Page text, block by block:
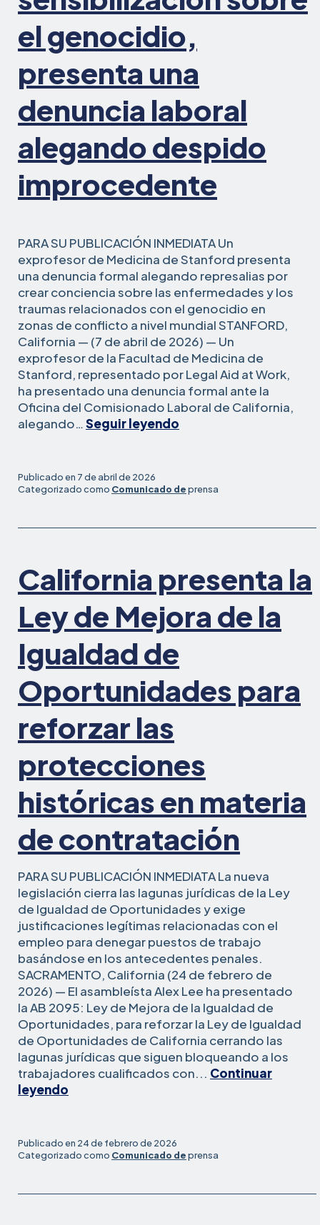
el genocidio,
presenta una
denuncia laboral
alegando despido
improcedente
PARA SU PUBLICACIÓN INMEDIATA Un
exprofesor de Medicina de Stanford presenta
una denuncia formal alegando represalias por
crear conciencia sobre las enfermedades y los
traumas relacionados con el genocidio en
zonas de conflicto a nivel mundial STANFORD,
California — (7 de abril de 2026) — Un
exprofesor de la Facultad de Medicina de
Stanford, representado por Legal Aid at Work,
ha presentado una denuncia formal ante la
Oficina del Comisionado Laboral de California,
alegando…Seguir leyendo
despedido
concienciación
sobre
genocidio
presenta
denuncia
laboral
alegando
Publicado en 7 de abril de 2026
Categorizado como Comunicado deprensa
California presenta la
Ley de Mejora de la
Igualdad de
Oportunidades para
reforzar las
protecciones
históricas en materia
de contratación
PARA SU PUBLICACIÓN INMEDIATA La nueva
legislación cierra las lagunas jurídicas de la Ley
de Igualdad de Oportunidades y exige
justificaciones legítimas relacionadas con el
empleo para denegar puestos de trabajo
basándose en los antecedentes penales.
SACRAMENTO, California (24 de febrero de
2026) — El asambleísta Alex Lee ha presentado
la AB 2095: Ley de Mejora de la Igualdad de
Oportunidades, para reforzar la Ley de Igualdad
de Oportunidades de California cerrando las
lagunas jurídicas que siguen bloqueando a los
trabajadores cualificados con... Continuar
leyendo
Ley
de
Publicado en 24 de febrero de 2026
Categorizado como Comunicado deprensa